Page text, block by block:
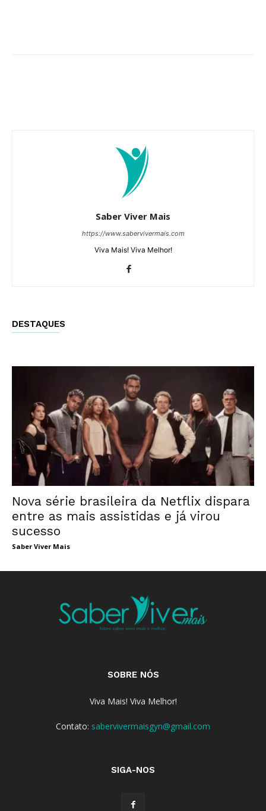
Saber Viver Mais
https://www.sabervivermais.com
Viva Mais! Viva Melhor!
DESTAQUES
Nova série brasileira da Netflix dispara
entre as mais assistidas e já virou
sucesso
Saber Viver Mais
SOBRE NÓS
Viva Mais! Viva Melhor!
Contato: sabervivermaisgyn@gmail.com
SIGA-NOS